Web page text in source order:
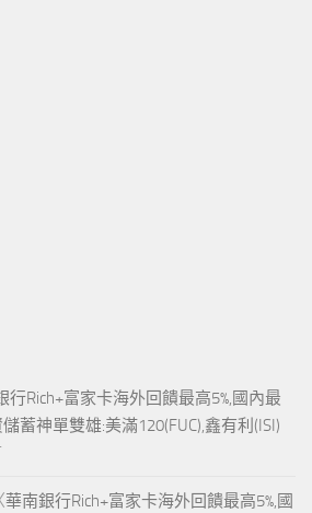
行Rich+富家卡海外回饋最高5%,國內最
蓄神單雙雄:美滿120(FUC),鑫有利(ISI)
華南銀行Rich+富家卡海外回饋最高5%,國